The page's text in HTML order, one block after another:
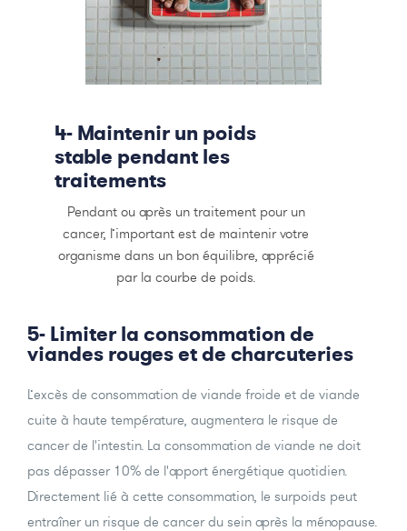
4- Maintenir un poids
stable pendant les
traitements
Pendant ou après un traitement pour un
cancer, l’important est de maintenir votre
organisme dans un bon équilibre, apprécié
par la courbe de poids.
5- Limiter la consommation de
viandes rouges et de charcuteries
L’excès de consommation de viande froide et de viande
cuite à haute température, augmentera le risque de
cancer de l'intestin. La consommation de viande ne doit
pas dépasser 10% de l'apport énergétique quotidien.
Directement lié à cette consommation, le surpoids peut
entraîner un risque de cancer du sein après la ménopause.